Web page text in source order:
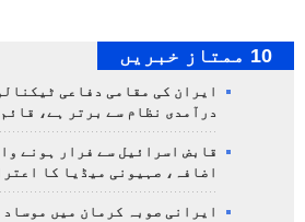
10 ممتاز خبریں
ایران کی مقامی دفاعی
درآمدی نظام سے برتر ہے،
قابض اسرائیل سے فرار ہونے
اضافہ، صہیونی میڈیا کا